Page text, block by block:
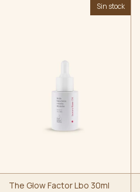
Sin stock
The Glow Factor Lbo 30ml